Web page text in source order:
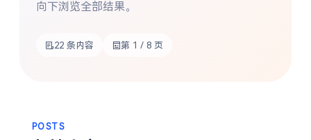
向下浏览全部结果。
22 条内容 第 1 / 8 页
POSTS